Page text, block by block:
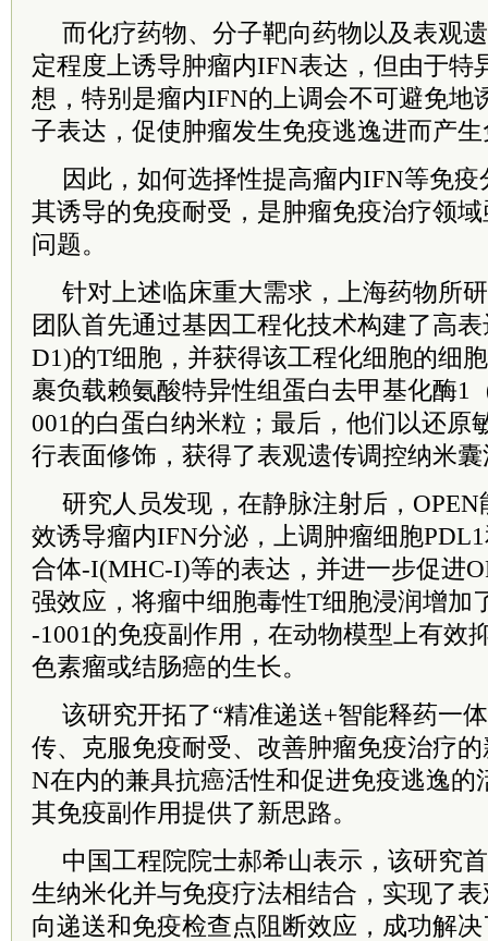
而化疗药物、分子靶向药物以及表观
定程度上诱导肿瘤内IFN表达，但由于特
想，特别是瘤内IFN的上调会不可避免地
子表达，促使肿瘤发生免疫逃逸进而产
因此，如何选择性提高瘤内IFN等免
其诱导的免疫耐受，是肿瘤免疫治疗领
问题。
针对上述临床重大需求，上海药物所
团队首先通过基因工程化技术构建了高
D1)的T细胞，并获得该工程化细胞的细
裹负载赖氨酸特异性组蛋白去甲基化酶1
001的白蛋白纳米粒；最后，他们以还原
行表面修饰，获得了表观遗传调控纳米
研究人员发现，在静脉注射后，
效诱导瘤内IFN分泌，上调肿瘤细胞
合体-I(MHC-I)等的表达，并进一步促进
强效应，将瘤中细胞毒性T细胞浸润增加
-1001的免疫副作用，在动物模型上有效
色素瘤或结肠癌的生长。
该研究开拓了“精准递送+智能释药一
传、克服免疫耐受、改善肿瘤免疫治疗
N在内的兼具抗癌活性和促进免疫逃逸的
其免疫副作用提供了新思路。
中国工程院院士郝希山表示，该研究
生纳米化并与免疫疗法相结合，实现了
向递送和免疫检查点阻断效应，成功解